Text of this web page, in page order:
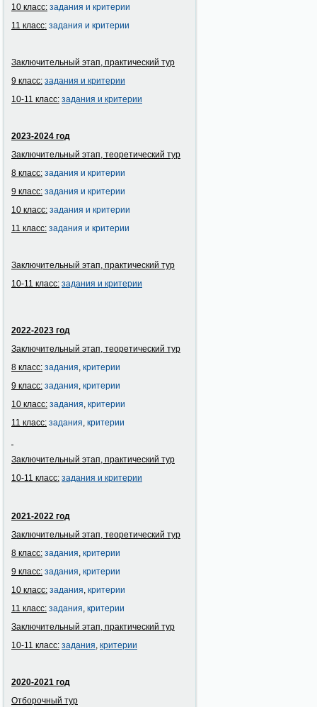
10 класс: задания и критерии
11 класс: задания и критерии
Заключительный этап, практический тур
9 класс: задания и критерии
10-11 класс: задания и критерии
2023-2024 год
Заключительный этап, теоретический тур
8 класс: задания и критерии
9 класс: задания и критерии
10 класс: задания и критерии
11 класс: задания и критерии
Заключительный этап, практический тур
10-11 класс: задания и критерии
2022-2023 год
Заключительный этап, теоретический тур
8 класс: задания, критерии
9 класс: задания, критерии
10 класс: задания, критерии
11 класс: задания, критерии
Заключительный этап, практический тур
10-11 класс: задания и критерии
2021-2022 год
Заключительный этап, теоретический тур
8 класс: задания, критерии
9 класс: задания, критерии
10 класс: задания, критерии
11 класс: задания, критерии
Заключительный этап, практический тур
10-11 класс: задания, критерии
2020-2021 год
Отборочный тур